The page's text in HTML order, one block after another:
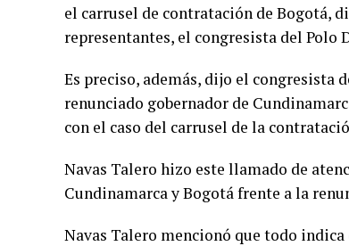
el carrusel de contratación de Bogotá,
representantes, el congresista del
Es preciso, además, dijo el congresista
renunciado gobernador de
con el caso del carrusel de la
Navas Talero hizo este llamado de
Cundinamarca y Bogotá frente a la
Navas Talero mencionó que todo